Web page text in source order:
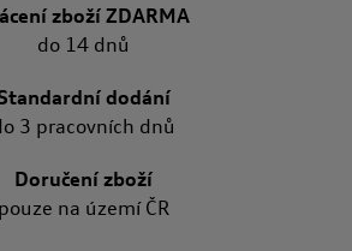
zboží ZDARMA
do 14 dnů
dodání
3 pracovních dnů
Doručení zboží
pouze na území ČR